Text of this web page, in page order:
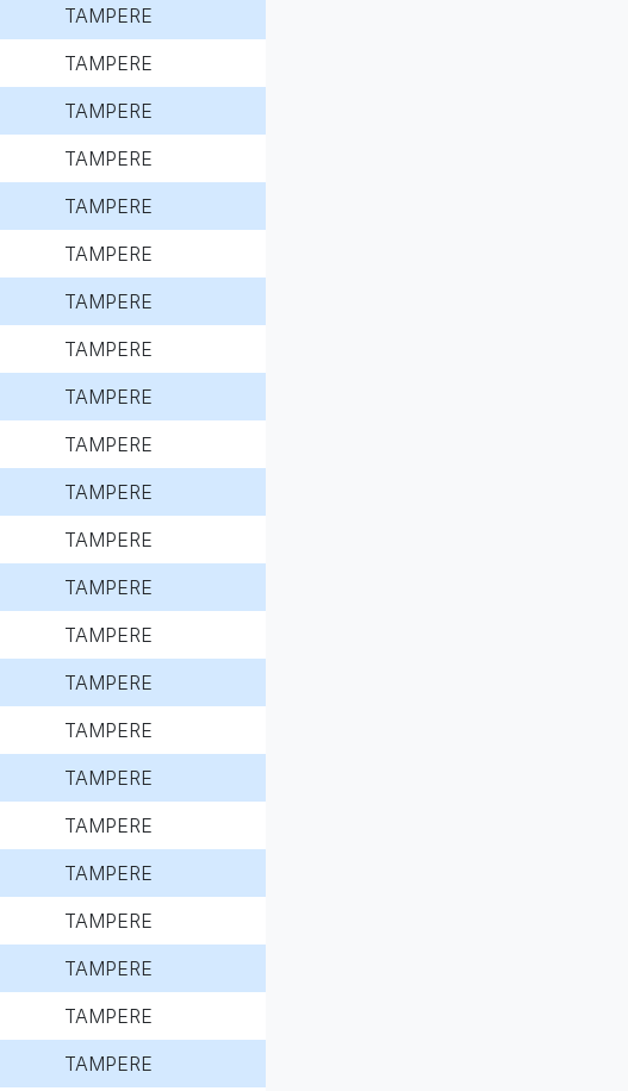
TAMPERE
TAMPERE
TAMPERE
TAMPERE
TAMPERE
TAMPERE
TAMPERE
TAMPERE
TAMPERE
TAMPERE
TAMPERE
TAMPERE
TAMPERE
TAMPERE
TAMPERE
TAMPERE
TAMPERE
TAMPERE
TAMPERE
TAMPERE
TAMPERE
TAMPERE
TAMPERE